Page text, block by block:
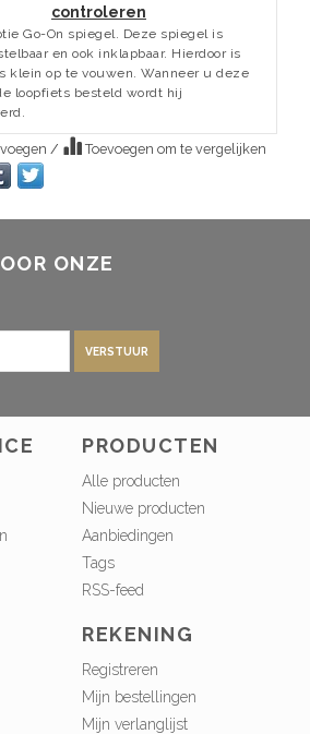
controleren
Go-On spiegel. Deze spiegel is
en ook inklapbaar. Hierdoor is
klein op te vouwen. Wanneer u deze
loopfiets besteld wordt hij
/ Toevoegen om te vergelijken
ONZE
VERSTUUR
PRODUCTEN
Alle producten
Nieuwe producten
Aanbiedingen
Tags
RSS-feed
REKENING
Registreren
Mijn bestellingen
Mijn verlanglijst